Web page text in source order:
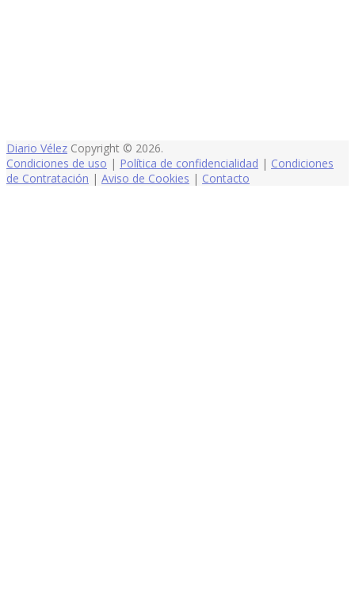
Diario Vélez Copyright © 2026.
Condiciones de uso | Política de confidencialidad | Condiciones
de Contratación | Aviso de Cookies | Contacto